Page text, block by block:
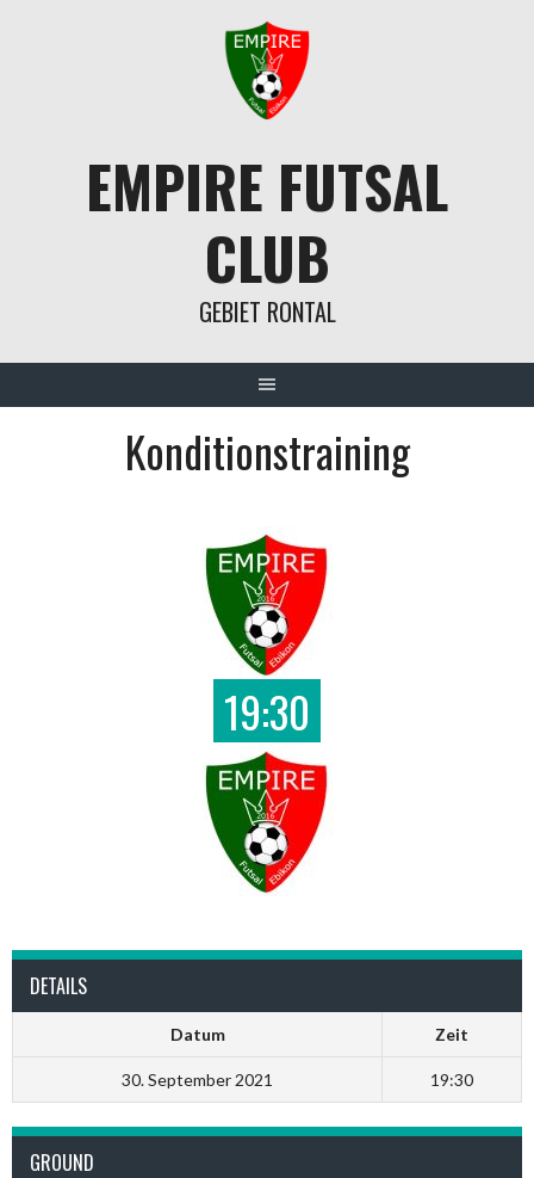
EMPIRE FUTSAL
CLUB
GEBIET RONTAL
Konditionstraining
19:30
DETAILS
Datum Zeit
30. September 2021 19:30
GROUND